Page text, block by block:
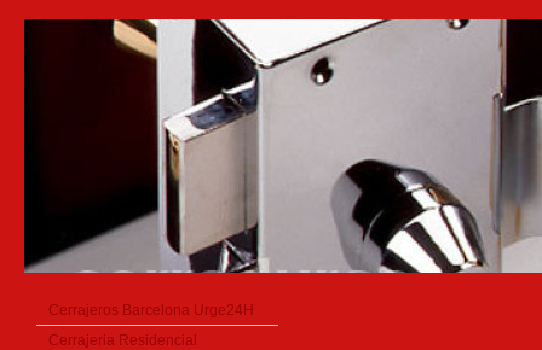
Cerrajeros Barcelona Urge24H
Cerrajeria Residencial